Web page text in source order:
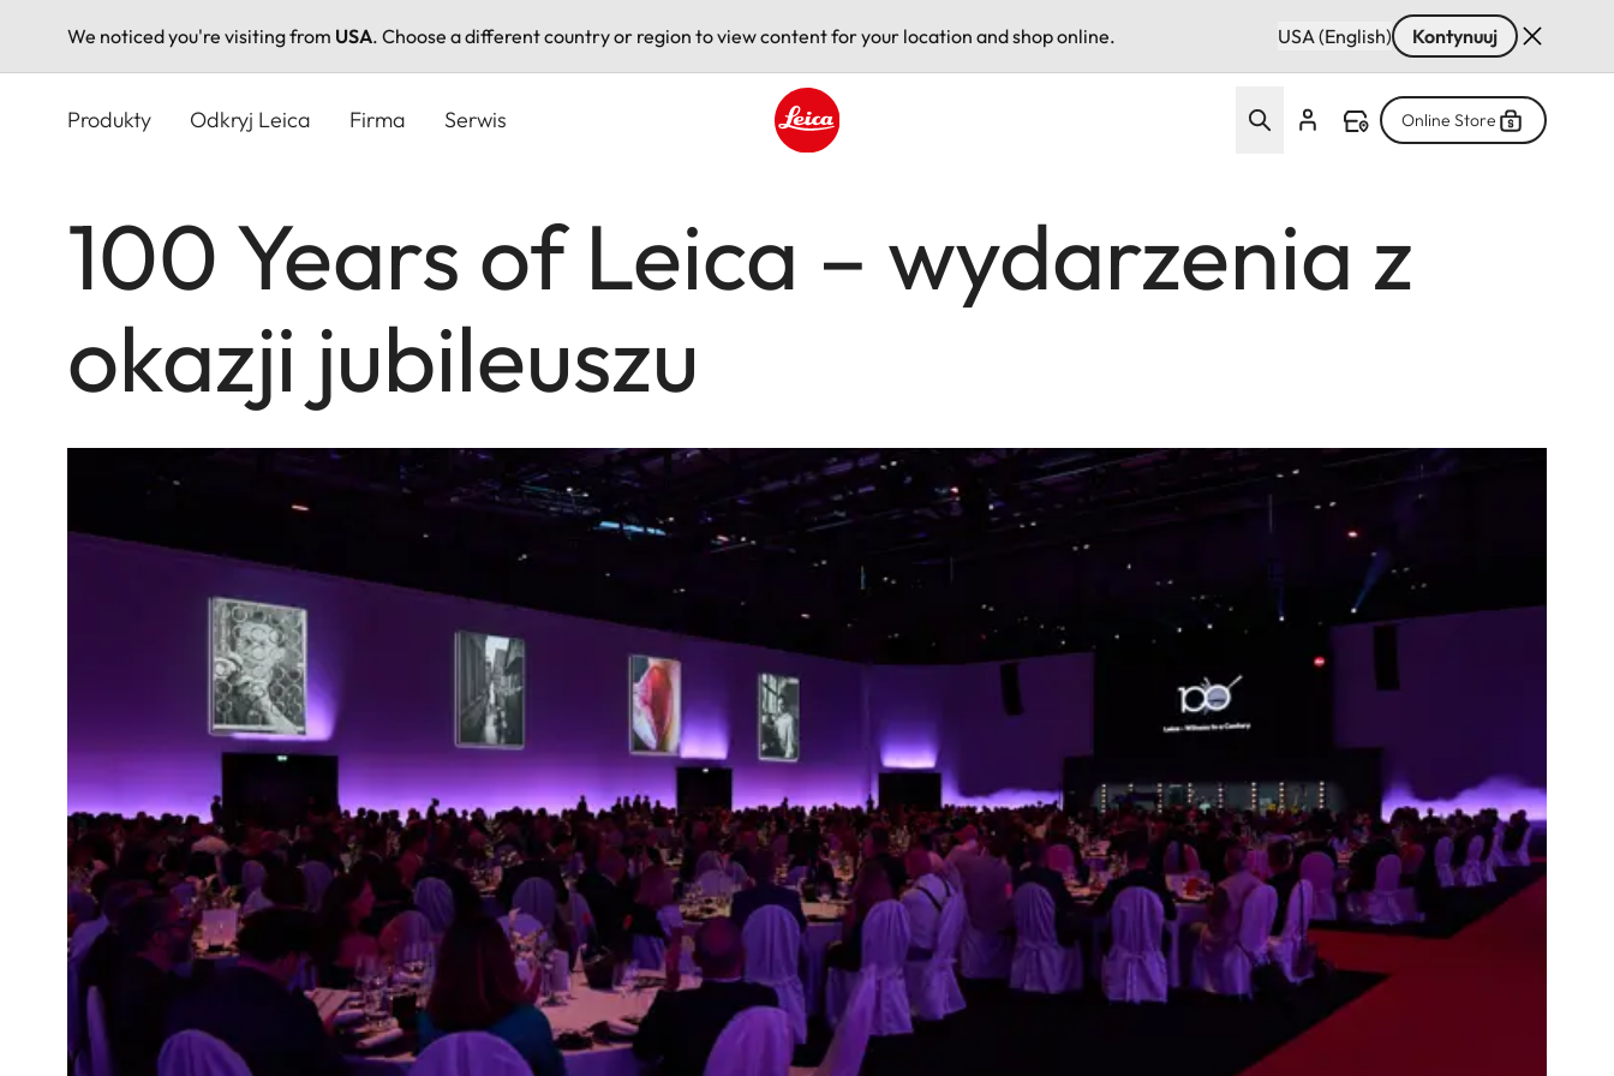
We noticed you're visiting from USA. Choose a different country or region to view content for your location and shop online. USA (English) Kontynuuj
Produkty Odkryj Leica Firma Serwis Online Store
100 Years of Leica – wydarzenia z
okazji jubileuszu